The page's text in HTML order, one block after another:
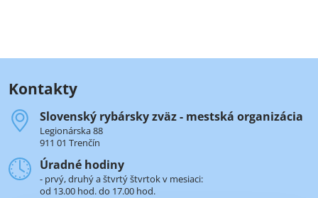
Kontakty
Slovenský rybársky zväz - mestská organizácia
Legionárska 88
911 01 Trenčín
Úradné hodiny
- prvý, druhý a štvrtý štvrtok v mesiaci:
od 13.00 hod. do 17.00 hod.